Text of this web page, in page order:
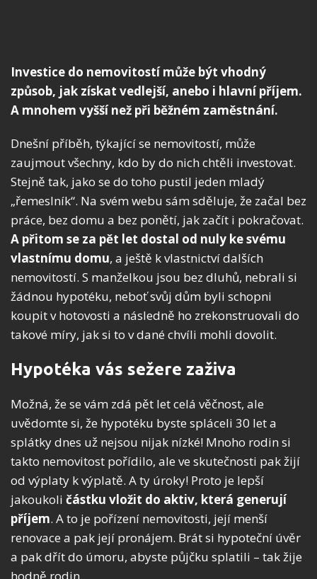
Investice do nemovitostí může být vhodný
způsob, jak získat vedlejší, anebo i hlavní příjem.
A mnohem vyšší než při běžném zaměstnání.
Dnešní příběh, týkající se nemovitostí, může
zaujmout všechny, kdo by do nich chtěli investovat.
Stejně tak, jako se do toho pustil jeden mladý
„řemeslník“. Na svém webu sám sděluje, že začal bez
práce, bez domu a bez ponětí, jak začít i pokračovat.
A přitom se za pět let dostal od nuly ke svému
vlastnímu domu, a ještě k vlastnictví dalších
nemovitostí. S manželkou jsou bez dluhů, nebrali si
žádnou hypotéku, neboť svůj dům byli schopni
koupit v hotovosti a následně ho zrekonstruovali do
takové míry, jak si to v dané chvíli mohli dovolit.
Hypotéka vás sežere zaživa
Možná, že se vám zdá pět let celá věčnost, ale
uvědomte si, že hypotéku byste spláceli 30 let a
splátky dnes už nejsou nijak nízké! Mnoho rodin si
takto nemovitost pořídilo, ale ve skutečnosti pak žijí
od výplaty k výplatě. A ty úroky! Proto je lepší
jakoukoli částku vložit do aktiv, která generují
příjem. A to je pořízení nemovitosti, její menší
renovace a pak její pronájem. Brát si hypoteční úvěr
a pak dřít do úmoru, abyste půjčku splatili – tak žije